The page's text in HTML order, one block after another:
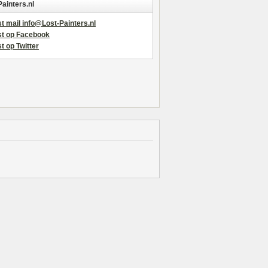
mail info@Lost-Painters.nl
op Facebook
op Twitter